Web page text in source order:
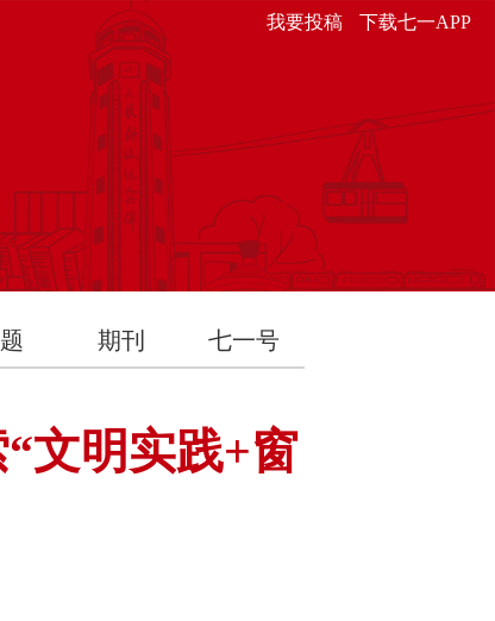
我要投稿 下载七一APP
期刊 七一号
文明实践+窗